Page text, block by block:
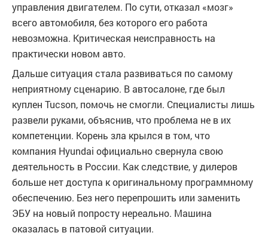
управления двигателем. По сути, отказал «мозг»
всего автомобиля, без которого его работа
невозможна. Критическая неисправность на
практически новом авто.
Дальше ситуация стала развиваться по самому
неприятному сценарию. В автосалоне, где был
куплен Tucson, помочь не смогли. Специалисты лишь
развели руками, объяснив, что проблема не в их
компетенции. Корень зла крылся в том, что
компания Hyundai официально свернула свою
деятельность в России. Как следствие, у дилеров
больше нет доступа к оригинальному программному
обеспечению. Без него перепрошить или заменить
ЭБУ на новый попросту нереально. Машина
оказалась в патовой ситуации.